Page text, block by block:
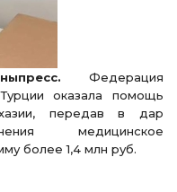
Федерация
оказала помощь
передав в дар
медицинское
более 1,4 млн руб.